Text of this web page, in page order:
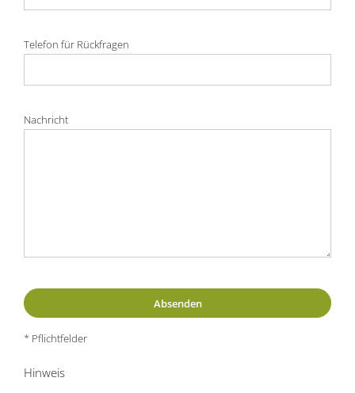
Telefon für Rückfragen
Nachricht
* Pflichtfelder
Hinweis